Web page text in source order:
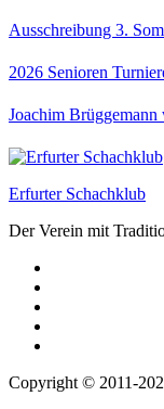
Ausschreibung 3.
2026 Senioren
Joachim
Erfurter Schachklub
Der Verein mit
Copyright © 2011-